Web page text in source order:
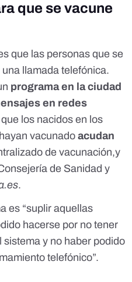
que se vacune
que las personas que se
llamada telefónica.
programa en la ciudad
en redes
los nacidos en los
vacunado acudan
de vacunación,y
de Sanidad y
.
es “suplir aquellas
hacerse por no tener
y no haber podido
telefónico”.